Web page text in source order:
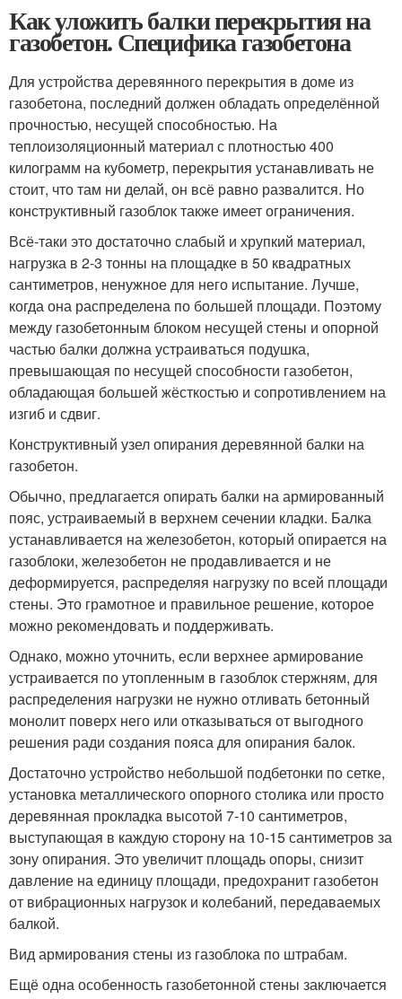
Как уложить балки перекрытия на
газобетон. Специфика газобетона
Для устройства деревянного перекрытия в доме из
газобетона, последний должен обладать определённой
прочностью, несущей способностью. На
теплоизоляционный материал с плотностью 400
килограмм на кубометр, перекрытия устанавливать не
стоит, что там ни делай, он всё равно развалится. Но
конструктивный газоблок также имеет ограничения.
Всё-таки это достаточно слабый и хрупкий материал,
нагрузка в 2-3 тонны на площадке в 50 квадратных
сантиметров, ненужное для него испытание. Лучше,
когда она распределена по большей площади. Поэтому
между газобетонным блоком несущей стены и опорной
частью балки должна устраиваться подушка,
превышающая по несущей способности газобетон,
обладающая большей жёсткостью и сопротивлением на
изгиб и сдвиг.
Конструктивный узел опирания деревянной балки на
газобетон.
Обычно, предлагается опирать балки на армированный
пояс, устраиваемый в верхнем сечении кладки. Балка
устанавливается на железобетон, который опирается на
газоблоки, железобетон не продавливается и не
деформируется, распределяя нагрузку по всей площади
стены. Это грамотное и правильное решение, которое
можно рекомендовать и поддерживать.
Однако, можно уточнить, если верхнее армирование
устраивается по утопленным в газоблок стержням, для
распределения нагрузки не нужно отливать бетонный
монолит поверх него или отказываться от выгодного
решения ради создания пояса для опирания балок.
Достаточно устройство небольшой подбетонки по сетке,
установка металлического опорного столика или просто
деревянная прокладка высотой 7-10 сантиметров,
выступающая в каждую сторону на 10-15 сантиметров за
зону опирания. Это увеличит площадь опоры, снизит
давление на единицу площади, предохранит газобетон
от вибрационных нагрузок и колебаний, передаваемых
балкой.
Вид армирования стены из газоблока по штрабам.
Ещё одна особенность газобетонной стены заключается